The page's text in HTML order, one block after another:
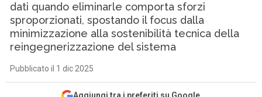
dati quando eliminarle comporta sforzi
sproporzionati, spostando il focus dalla
minimizzazione alla sostenibilità tecnica della
reingegnerizzazione del sistema
Pubblicato il 1 dic 2025